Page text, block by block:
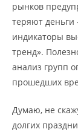
рынков
теряют деньги
индикаторы
тренд».
анализ групп
прошедших
Думаю, не
долгих